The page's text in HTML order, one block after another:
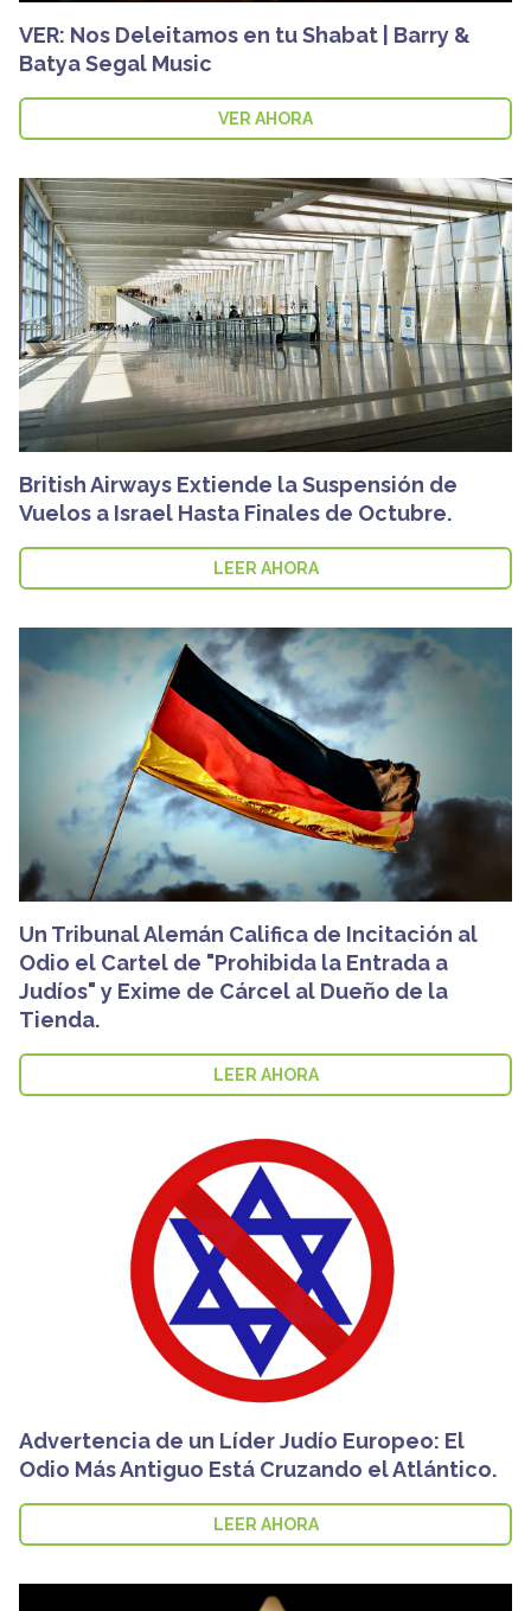
VER: Nos Deleitamos en tu Shabat | Barry &
Batya Segal Music
VER AHORA
British Airways Extiende la Suspensión de
Vuelos a Israel Hasta Finales de Octubre.
LEER AHORA
Un Tribunal Alemán Califica de Incitación al
Odio el Cartel de "Prohibida la Entrada a
Judíos" y Exime de Cárcel al Dueño de la
Tienda.
LEER AHORA
Advertencia de un Líder Judío Europeo: El
Odio Más Antiguo Está Cruzando el Atlántico.
LEER AHORA